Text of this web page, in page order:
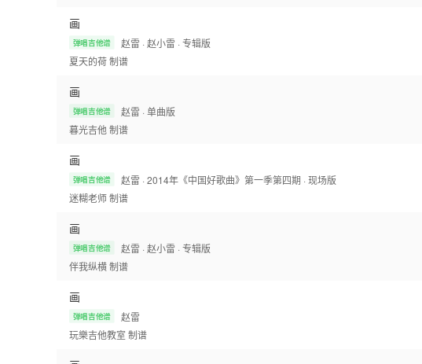
画
弹唱吉他谱 赵雷 · 赵小雷 · 专辑版
夏天的荷制谱
画
弹唱吉他谱 赵雷 · 单曲版
暮光吉他制谱
画
弹唱吉他谱 赵雷 · 2014年《中国好歌曲》第一季第四期 · 现场版
迷糊老师制谱
画
弹唱吉他谱 赵雷 · 赵小雷 · 专辑版
伴我纵横制谱
画
弹唱吉他谱
赵雷
玩樂吉他教室制谱